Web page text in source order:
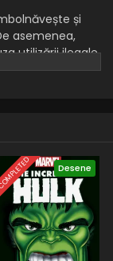
și
asemenea,
utilizării ilegale
tânăr fotbalist
îndatoririle de
îi permite lui
în cele din
Rocket și
în GFC.
Desene